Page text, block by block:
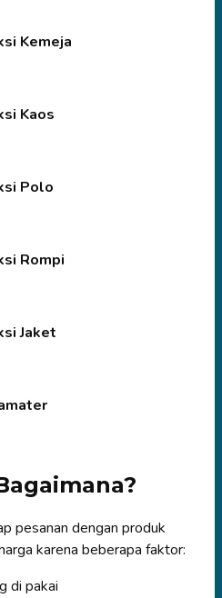
Kemeja
Kaos
Polo
Rompi
Jaket
pesanan dengan produk
karena beberapa faktor:
di pakai